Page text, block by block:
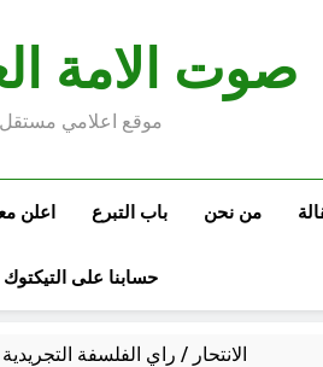
صوت الامة
موقع اعلامي مستقل
من نحن باب التبرع اعلن
حسابنا على التيكتوك
الانتحار / راي الفلسفة